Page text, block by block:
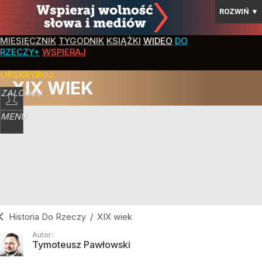
ROZWIŃ ▼
MIESIĘCZNIK TYGODNIK KSIĄŻKI WIDEO DO
RZECZY+ WSPIERAJ
ZALOGUJ
MENU
XIX WIEK
Historia Do Rzeczy / XIX wiek
Autor:
Tymoteusz Pawłowski